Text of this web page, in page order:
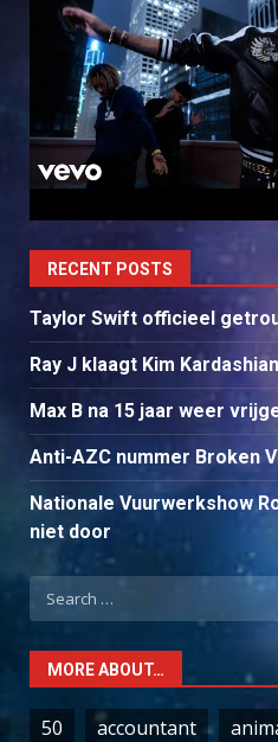
RECENT POSTS
Taylor Swift officieel
Ray J klaagt Kim
Max B na 15 jaar weer
Anti-AZC nummer Broken
Nationale Vuurwerkshow
niet door
Search
for:
MORE ABOUT…
50 accountant